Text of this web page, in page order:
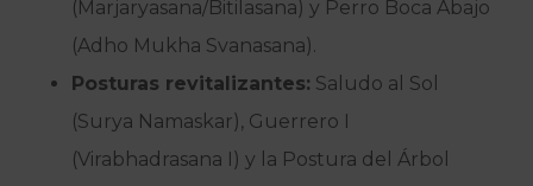
(Marjaryasana/Bitilasana) y Perro Boca Abajo
(Adho Mukha Svanasana).
Posturas revitalizantes: Saludo al Sol
(Surya Namaskar), Guerrero I
(Virabhadrasana I) y la Postura del Árbol